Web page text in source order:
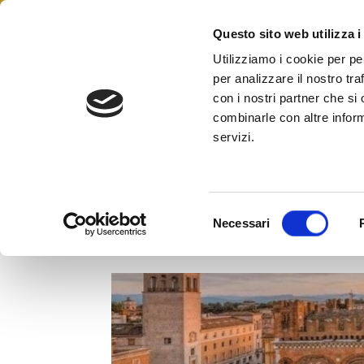
Questo sito web utilizza i
Utilizziamo i cookie per
per analizzare il nostro
con i nostri partner che si
combinarle con altre
servizi.
e
i
o
n
Necessari
Federazione Italiana
Monitora – rilevazioni 1°